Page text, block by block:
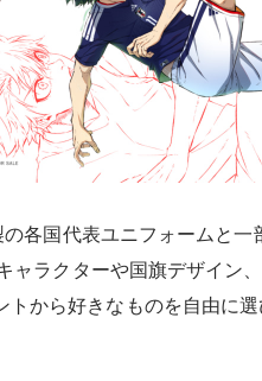
各国代表ユニフォームと
ャラクターや国旗デザイン
トから好きなものを自由に